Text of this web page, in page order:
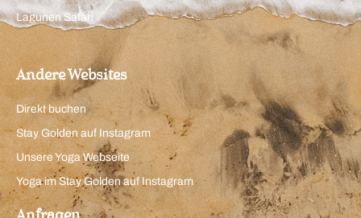
Lagunen Safari
Andere Websites
Direkt buchen
Stay Golden auf Instagram
Unsere Yoga Webseite
Yoga im Stay Golden auf Instagram